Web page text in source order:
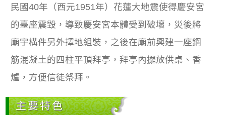
民國40年（西元1951年）花蓮大地震使得慶安宮
的臺座震毀，導致慶安宮本體受到破壞，災後將
廟宇構件另外擇地組裝，之後在廟前興建一座鋼
筋混凝土的四柱平頂拜亭，拜亭內擺放供桌、香
爐，方便信徒祭拜。
主要特色